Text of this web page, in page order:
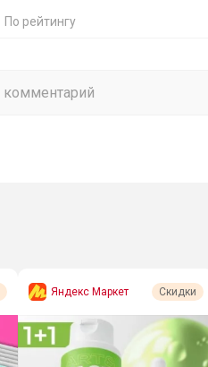
По рейтингу
Яндекс Маркет Скидки